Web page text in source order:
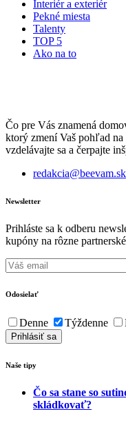
Interiér a exteriér
Pekné miesta
Talenty
TOP 5
Ako na to
Čo pre Vás znamená
ktorý zmení Vaš pohľad
vzdelávajte sa a čerpajte
redakcia@beevam.sk
Newsletter
Prihláste sa k odberu
kupóny na rôzne
Odosielať
Denne Týždenne
Naše tipy
Čo sa stane so
skládkovať?